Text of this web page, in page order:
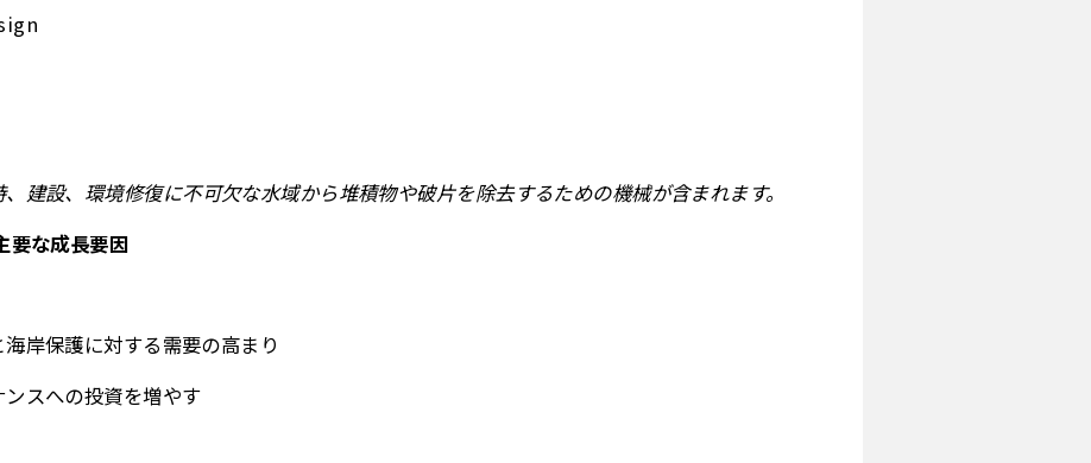
建設、環境修復に不可欠な水域から堆積物や破片を除去するための機械が含まれます。
要な成長要因
岸保護に対する需要の高まり
スへの投資を増やす